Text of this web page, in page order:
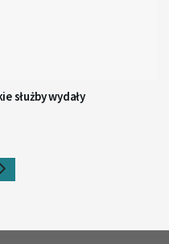
służby wydały